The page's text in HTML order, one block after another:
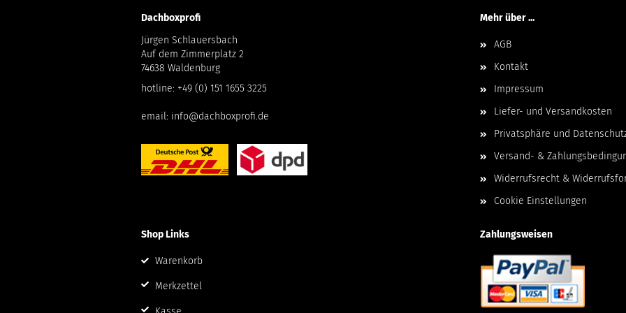
Dachboxprofi
Jürgen Schlauersbach
Auf dem Zimmerplatz 2
74638 Waldenburg
hotline: +49 (0) 151 1655 3225
email: info@dachboxprofi.de
Mehr über ...
AGB
Kontakt
Impressum
Liefer- und Versandkosten
Privatsphäre und
Versand- &
Widerrufsrecht &
Cookie Einstellungen
Shop Links
Warenkorb
Merkzettel
Zahlungsweisen